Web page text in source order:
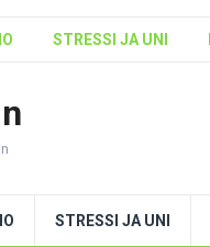
STRESSI JA UNI
STRESSI JA UNI